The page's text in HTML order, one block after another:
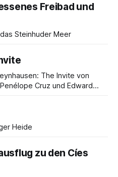
Freibad und
Steinhuder Meer
The Invite von
Cruz und Edward
Heide
zu den Cíes